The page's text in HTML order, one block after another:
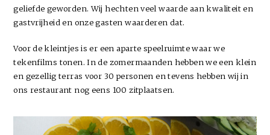
geliefde geworden. Wij hechten veel waarde aan kwaliteit en
gastvrijheid en onze gasten waarderen dat.
Voor de kleintjes is er een aparte speelruimte waar we
tekenfilms tonen. In de zomermaanden hebben we een klein
en gezellig terras voor 30 personen en tevens hebben wij in
ons restaurant nog eens 100 zitplaatsen.